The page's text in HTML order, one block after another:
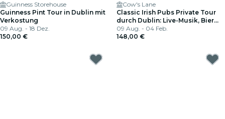
Guinness Storehouse
Guinness Pint Tour in Dublin mit
Verkostung
09 Aug. - 18 Dez.
150,00 €
Cow's Lane
Classic Irish Pubs Private Tour
durch Dublin: Live-Musik, Bier
und Nachtleben
09 Aug. - 04 Feb.
148,00 €